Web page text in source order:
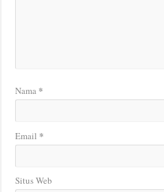
Nama *
Email *
Situs Web